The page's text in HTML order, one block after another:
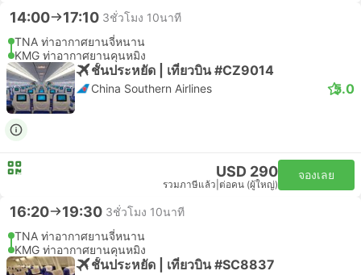
14:00 17:10 3ชั่วโมง 10นาที
TNA ท่าอากาศยานจี่หนาน
KMG ท่าอากาศยานคุนหมิง
ชั้นประหยัด | เที่ยวบิน #CZ9014
China Southern Airlines 5.0
USD 290
รวมภาษีแล้ว ต่อคน (ผู้ใหญ่)
จองเลย
16:20 19:30 3ชั่วโมง 10นาที
TNA ท่าอากาศยานจี่หนาน
KMG ท่าอากาศยานคุนหมิง
ชั้นประหยัด | เที่ยวบิน #SC8837